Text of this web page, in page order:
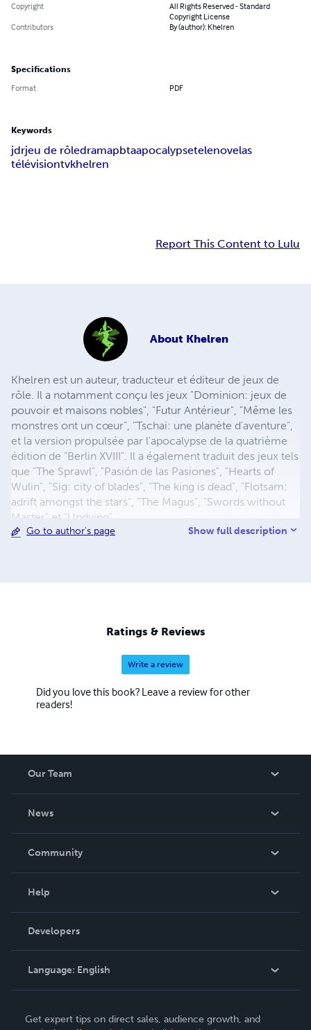
Copyright
All Rights Reserved - Standard
Copyright License
Contributors
By (author): Khelren
Specifications
Format PDF
Keywords
jdrjeu de rôledramapbtaapocalypsetelenovelas
télévisiontvkhelren
Report This Content to Lulu
About Khelren
Khelren est un auteur, traducteur et éditeur de jeux de
rôle. Il a notamment conçu les jeux "Dominion: jeux de
pouvoir et maisons nobles", "Futur Antérieur", "Même les
monstres ont un cœur", "Tschaï: une planète d'aventure",
et la version propulsée par l'apocalypse de la quatrième
édition de "Berlin XVIII". Il a également traduit des jeux tels
que "The Sprawl", "Pasión de las Pasiones", "Hearts of
Wulin", "Sig: city of blades", "The king is dead", "Flotsam:
adrift amongst the stars", "The Magus", "Swords without
Master" et "Undying".
Go to author's page Show full description
Ratings & Reviews
Write a review
Did you love this book? Leave a review for other
readers!
Our Team
News
In The News
Community
Podcast
Help
Order Lookup
Knowledge Base
Contact Support
Developers
Language: English
Deutsch
Get expert tips on direct sales, audience growth, and